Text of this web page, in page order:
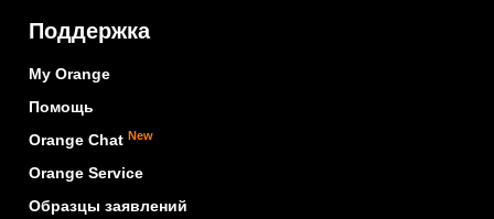
Поддержка
My Orange
Помощь
Orange Chat New
Orange Service
Образцы заявлений